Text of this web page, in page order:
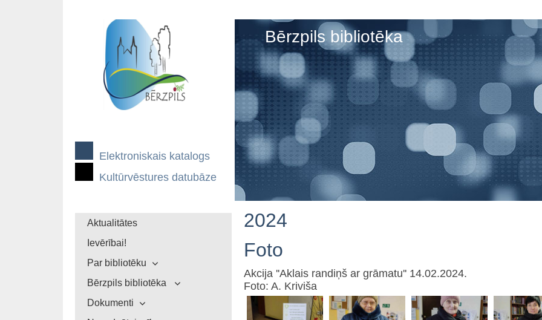
Elektroniskais katalogs
Kultūrvēstures datubāze
Bērzpils bibliotēka
Aktualitātes
Ievērībai!
Par bibliotēku
Bērzpils bibliotēka
Dokumenti
2024
Foto
Akcija ''Aklais randiņš ar grāmatu'' 14.02.2024.
Foto: A. Kriviša